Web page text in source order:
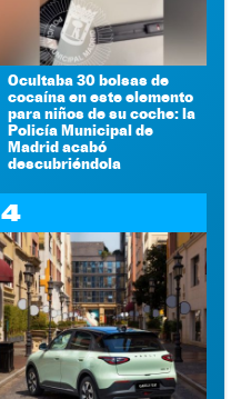
Ocultaba 30 bolsas de
cocaína en este elemento
para niños de su coche: la
Policía Municipal de
Madrid acabó
descubriéndola
4